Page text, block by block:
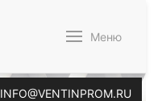
Меню
INFO@VENTINPROM.RU